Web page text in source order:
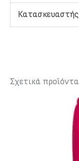
Κατασκευαστής
Σχετικά προϊόντα